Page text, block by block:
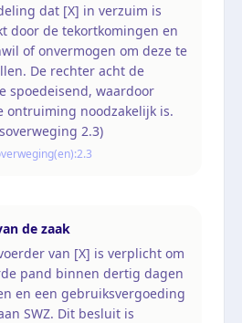
dat [X] in verzuim is
door de tekortkomingen en
of onvermogen om deze te
De rechter acht de
spoedeisend, waardoor
ontruiming noodzakelijk is.
2.3)
2.3
de zaak
van [X] is verplicht om
pand binnen dertig dagen
en een gebruiksvergoeding
SWZ. Dit besluit is